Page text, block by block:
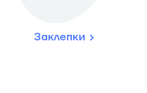
Заклепки